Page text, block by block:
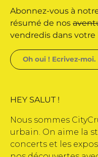
par Buena
Abonnez-vous à
résumé de nos
vendredis dans votre
HEY SALUT !
Nous sommes
urbain. On aime la
concerts et les